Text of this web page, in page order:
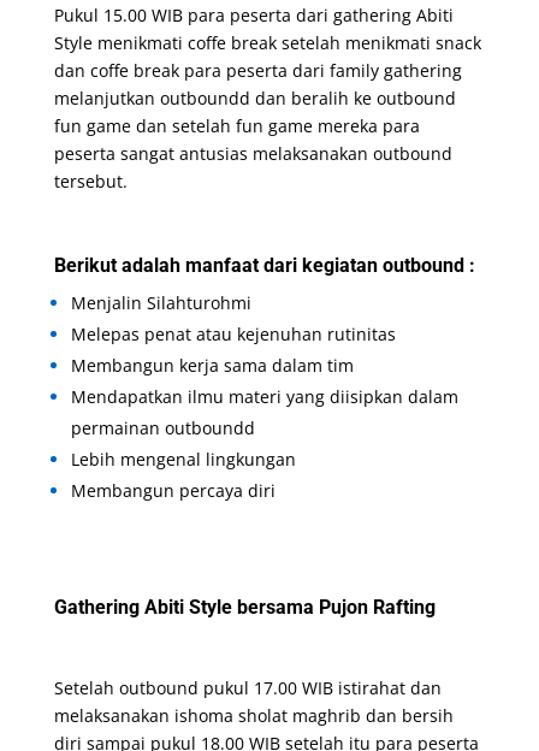
Pukul 15.00 WIB para peserta dari gathering Abiti
Style menikmati coffe break setelah menikmati snack
dan coffe break para peserta dari family gathering
melanjutkan outboundd dan beralih ke outbound
fun game dan setelah fun game mereka para
peserta sangat antusias melaksanakan outbound
tersebut.
Berikut adalah manfaat dari kegiatan outbound :
Menjalin Silahturohmi
Melepas penat atau kejenuhan rutinitas
Membangun kerja sama dalam tim
Mendapatkan ilmu materi yang diisipkan dalam
permainan outboundd
Lebih mengenal lingkungan
Membangun percaya diri
Gathering Abiti Style bersama Pujon Rafting
Setelah outbound pukul 17.00 WIB istirahat dan
melaksanakan ishoma sholat maghrib dan bersih
diri sampai pukul 18.00 WIB setelah itu para peserta